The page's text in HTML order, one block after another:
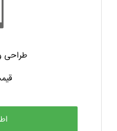
طراحی